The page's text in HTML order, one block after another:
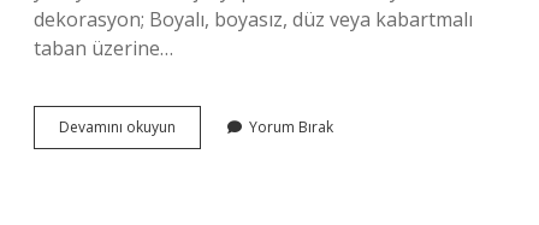
dekorasyon; Boyalı, boyasız, düz veya kabartmalı
taban üzerine…
Devamını okuyun Bezemecilik
Nedir
Yorum Bırak